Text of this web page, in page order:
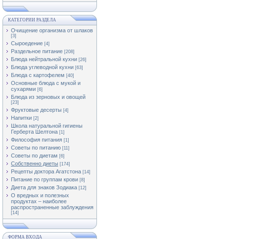
КАТЕГОРИИ РАЗДЕЛА
Очищение организма от шлаков
[3]
Сыроедение [4]
Раздельное питание [208]
Блюда нейтральной кухни [26]
Блюда углеводной кухни [63]
Блюда с картофелем [40]
Основные блюда с мукой и
сухарями [6]
Блюда из зерновых и овощей
[23]
Фруктовые десерты [4]
Напитки [2]
Школа натуральной гигиены
Герберта Шелтона [1]
Философия питания [1]
Советы по питанию [11]
Советы по диетам [6]
Собственно диеты [174]
Рецепты доктора Агатстона [14]
Питание по группам крови [8]
Диета для знаков Зодиака [12]
О вредных и полезных
продуктах – наиболее
распространенные заблуждения
[14]
ФОРМА ВХОДА